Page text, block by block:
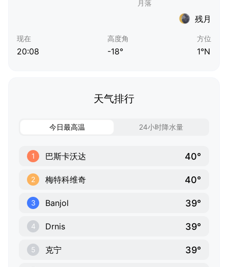
残月
现在
20:08
高度角
-18°
方位
1°N
天气排行
今日最高温 24小时降水量
1 巴斯卡沃达 40°
2 梅特科维奇 40°
3 Banjol 39°
4 Drnis 39°
5 克宁 39°